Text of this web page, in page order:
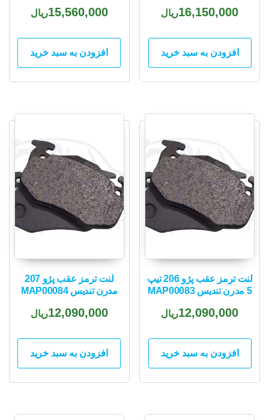
16,150,000ریال
افزودن به سبد خرید
15,560,000ریال
افزودن به سبد خرید
لنت ترمز عقب پژو 206 تیپ
5 مدرن تندیس MAP00083
12,090,000ریال
افزودن به سبد خرید
لنت ترمز عقب پژو 207
مدرن تندیس MAP00084
12,090,000ریال
افزودن به سبد خرید